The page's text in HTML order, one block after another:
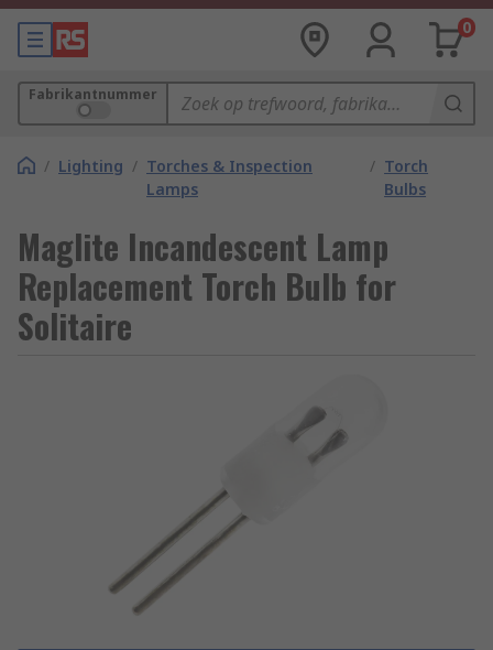
0
Fabrikantnummer
/ Lighting / Torches & Inspection
Lamps
/ Torch
Bulbs
Maglite Incandescent Lamp
Replacement Torch Bulb for
Solitaire